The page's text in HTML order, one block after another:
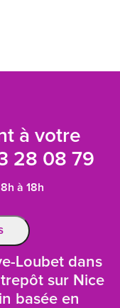
à votre
28 08 79
à 18h
Loubet dans
sur Nice
basée en